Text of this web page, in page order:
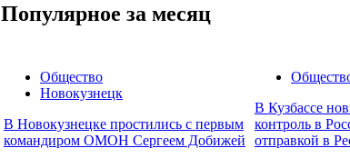
Популярное за месяц
Общество
Новокузнецк
В Новокузнецке простились с первым
командиром ОМОН Сергеем Добижей
В Кузбассе
контроль в
отправкой в